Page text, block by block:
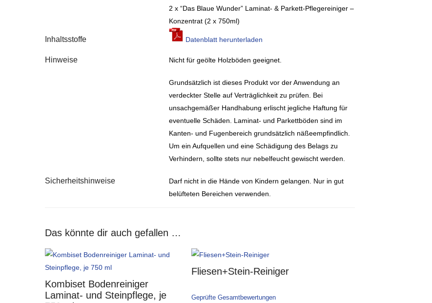
2 x “Das Blaue Wunder” Laminat- & Parkett-Pflegereiniger –
Konzentrat (2 x 750ml)
Inhaltsstoffe Datenblatt herunterladen
Hinweise Nicht für geölte Holzböden geeignet.
Grundsätzlich ist dieses Produkt vor der Anwendung an
verdeckter Stelle auf Verträglichkeit zu prüfen. Bei
unsachgemäßer Handhabung erlischt jegliche Haftung für
eventuelle Schäden. Laminat- und Parkettböden sind im
Kanten- und Fugenbereich grundsätzlich näßeempfindlich.
Um ein Aufquellen und eine Schädigung des Belags zu
Verhindern, sollte stets nur nebelfeucht gewischt werden.
Sicherheitshinweise
Darf nicht in die Hände von Kindern gelangen. Nur in gut
belüfteten Bereichen verwenden.
Das könnte dir auch gefallen …
Kombiset Bodenreiniger
Laminat- und Steinpflege, je
Fliesen+Stein-Reiniger
Geprüfte Gesamtbewertungen